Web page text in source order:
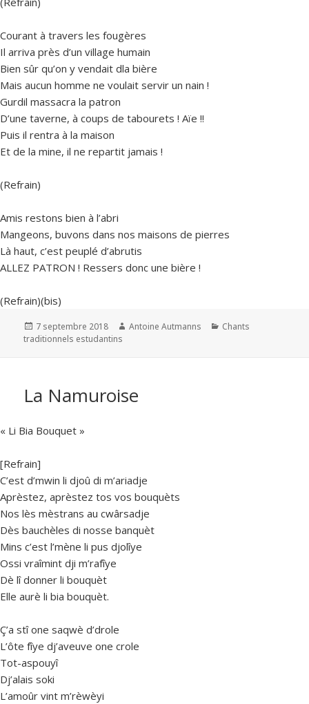
Courant à travers les fougères
Il arriva près d’un village humain
Bien sûr qu’on y vendait dla bière
Mais aucun homme ne voulait servir un nain !
Gurdil massacra la patron
D’une taverne, à coups de tabourets ! Aïe !!
Puis il rentra à la maison
Et de la mine, il ne repartit jamais !
(Refrain)
Amis restons bien à l’abri
Mangeons, buvons dans nos maisons de pierres
Là haut, c’est peuplé d’abrutis
ALLEZ PATRON ! Ressers donc une bière !
(Refrain)(bis)
Publié
le
7 septembre 2018 Auteur
Antoine Autmanns Catégories
Chants
traditionnels estudantins
La Namuroise
« Li Bia Bouquet »
[Refrain]
C’est d’mwin li djoû di m’ariadje
Aprèstez, aprèstez tos vos bouquèts
Nos lès mèstrans au cwârsadje
Dès bauchèles di nosse banquèt
Mins c’est l’mène li pus djolîye
Ossi vraîmint dji m’rafîye
Dè lî donner li bouquèt
Elle aurè li bia bouquèt.
Ç’a stî one saqwè d’drole
L’ôte fîye dj’aveuve one crole
Tot-aspouyî
Dj’alais soki
L’amoûr vint m’rèwèyi